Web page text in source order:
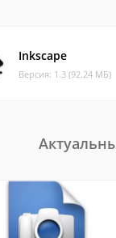
Inkscape
Версия: 1.3 (92.24 МБ)